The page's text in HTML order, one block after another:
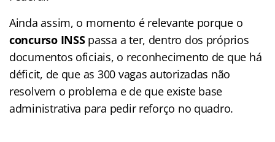
Ainda assim, o momento é relevante porque o
concurso INSS passa a ter, dentro dos próprios
documentos oficiais, o reconhecimento de que há
déficit, de que as 300 vagas autorizadas não
resolvem o problema e de que existe base
administrativa para pedir reforço no quadro.